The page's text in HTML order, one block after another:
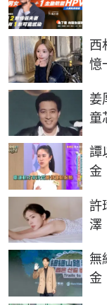
西
憶
姜
童
譚
金
許
澤
無
金